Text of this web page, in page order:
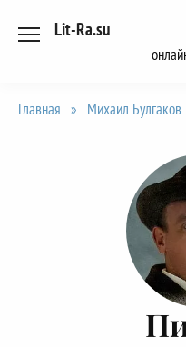
Lit-Ra.su
Главная » Михаил Булгаков